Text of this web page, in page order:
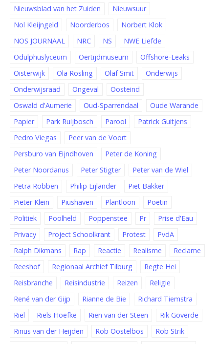
Nieuwsblad van het Zuiden
Nieuwsuur
Nol Kleijngeld
Noorderbos
Norbert Klok
NOS JOURNAAL
NRC NS
NWE Liefde
Odulphuslyceum
Oertijdmuseum
Offshore-Leaks
Oisterwijk
Ola Rosling Olaf Smit
Onderwijs
Onderwijsraad
Ongeval
Oosteind
Oswald d'Aumerie
Oud-Sparrendaal
Oude Warande
Papier
Park Ruijbosch Parool
Patrick Guitjens
Pedro Viegas
Peer van de Voort
Persburo van Eijndhoven
Peter de Koning
Peter Noordanus
Peter Stigter
Peter van de Wiel
Petra Robben
Philip Eijlander
Piet Bakker
Pieter Klein
Piushaven Plantloon
Poetin
Politiek
Poolheld Poppenstee Pr
Prise d'Eau
Privacy
Project Schoolkrant Protest
PvdA
Ralph Dikmans
Rap Reactie Realisme
Reclame
Reeshof
Regionaal Archief Tilburg
Regte Hei
Reisbranche
Reisindustrie Reizen
Religie
René van der Gijp
Rianne de Bie
Richard Tiemstra
Riel
Riels Hoefke Rien van der Steen
Rik Goverde
Rinus van der Heijden
Rob Oostelbos
Rob Strik